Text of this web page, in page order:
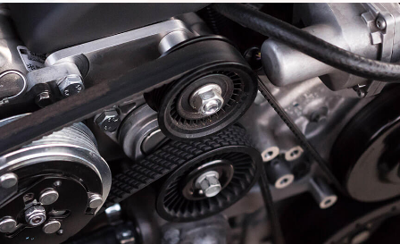
Pełna ochrona ubezpieczeniowa w zakresie wszelkich